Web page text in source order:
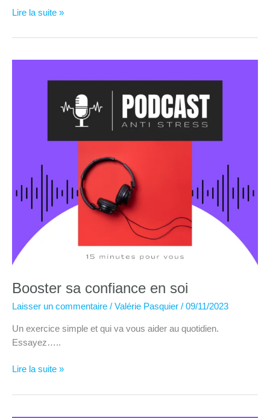
Cohérence
Lire la suite »
Booster sa confiance en soi
Laisser un commentaire / Valérie Pasquier / 09/11/2023
Un exercice simple et qui va vous aider au quotidien.
Essayez…..
Booster
confiance
Lire la suite »